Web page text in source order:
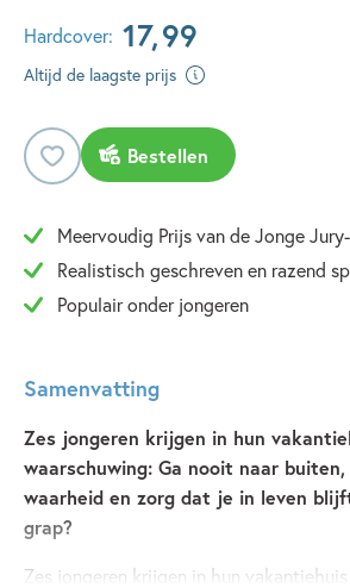
Hardcover: 17,99
Altijd de laagste prijs
Bestellen
Meervoudig Prijs van de Jonge
Realistisch geschreven en razend
Populair onder jongeren
Samenvatting
Zes jongeren krijgen in hun
waarschuwing: Ga nooit naar
waarheid en zorg dat je in leven
grap?
Zes jongeren krijgen in hun